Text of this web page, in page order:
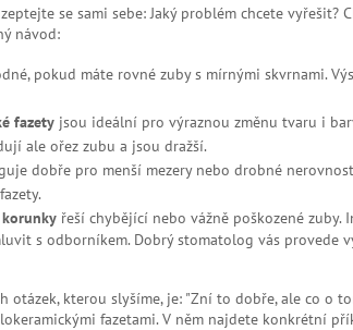
se sami sebe: Jaký problém chcete
návod:
pokud máte rovné zuby s mírnými skvrnami.
fazety jsou ideální pro výraznou změnu tvaru i
ale ořez zubu a jsou dražší.
dobře pro menší mezery nebo drobné
řeší chybějící nebo vážně poškozené
s odborníkem. Dobrý stomatolog vás provede
otázek, kterou slyšíme, je: "Zní to dobře, ale co o
fazetami. V něm najdete konkrétní